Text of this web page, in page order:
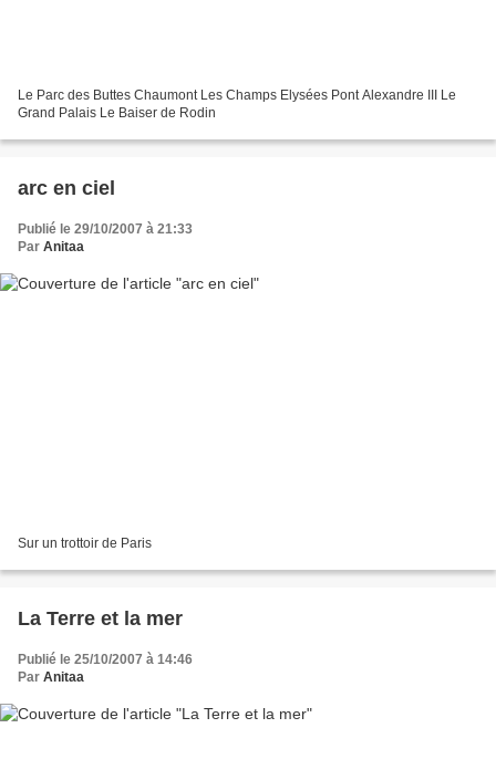
Le Parc des Buttes Chaumont Les Champs Elysées Pont Alexandre III Le
Grand Palais Le Baiser de Rodin
arc en ciel
Publié le 29/10/2007 à 21:33
Par Anitaa
Sur un trottoir de Paris
La Terre et la mer
Publié le 25/10/2007 à 14:46
Par Anitaa